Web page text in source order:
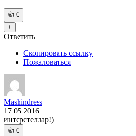
👍 0
+
Ответить
Скопировать ссылку
Пожаловаться
Mashindress
17.05.2016
интерстеллар!)
👍 0